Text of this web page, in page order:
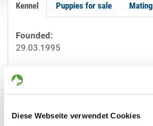
Diese Webseite verwendet Cookies
Kennel Puppies for sale Mating
Founded:
29.03.1995
Breeder:
Günther Müller
Ehlaweg 5